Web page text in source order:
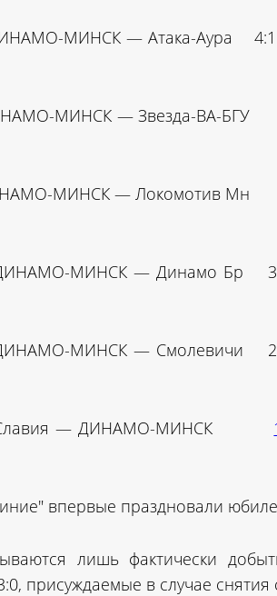
МИНСК — Атака-
МИНСК — Звезда-
МИНСК —
МИНСК — Динамо
МИНСК —
— ДИНАМО-МИНСК
впервые праздновали
лишь фактически
присуждаемые в случае снятия